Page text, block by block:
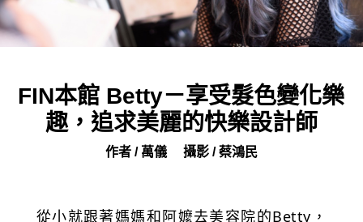
FIN本館 Betty－享受髮色變化樂
趣，追求美麗的快樂設計師
作者 / 萬儀 攝影 / 蔡鴻民
從小就跟著媽媽和阿嬤去美容院的Betty，